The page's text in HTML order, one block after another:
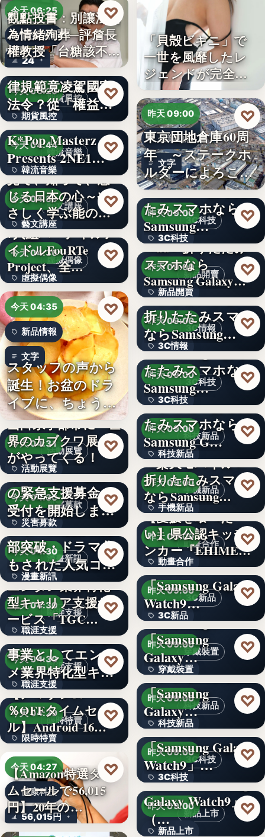
今天 06:25
食安法治
24
觀點投書：別讓法治
為情緒殉葬─評詹長
權教授「台糖該不該
通…
♡
期貨風控
今天 06:20
期貨風控
文字
觀點投書：公會自
律規範竟凌駕國家
法令？從「權益
數」定義看…
♡
韓流音樂
今天 04:44
韓流音樂
文字
K*Pop Masterz
Presents 2NE1…
♡
藝文講座
今天 04:39
藝文講座
1,000円
見て、知って、感
じる日本の心～や
さしく学ぶ能の世
界へ
♡
虛擬偶像
今天 04:36
虛擬偶像
10
7人組バーチャルア
イドルFouRTe
Project、全…
♡
今天 04:35
新品情報
文字
スタッフの声から
誕生！お盆のドラ
イブに、ちょうど
いい。「…
♡
活動展覽
今天 04:31
活動展覽
60
山口県宇部市に『世
界のカブクワ展』
がやってくる！
♡
災害募款
今天 04:30
災害募款
文字
令和8年熊本地震へ
の緊急支援募金の
受付を開始しまし
た
♡
漫畫新訊
今天 04:30
漫畫新訊
文字
シリーズ累計40万
部突破・ドラマ化
もされた人気コミ
ック！…
♡
職涯支援
今天 04:30
職涯支援
330,000
エンタメ業界特化
型キャリア支援サ
ービス「TGC…
♡
職涯支援
今天 04:30
職涯支援
文字
W TOKYO、新規
事業としてエンタ
メ業界特化型キャ
リア…
♡
限時特賣
今天 04:29
限時特賣
15,800円
【アマゾン37
％OFFタイムセー
ル】Android 16…
♡
今天 04:27
健康科技
56,015円
【Amazon特選タイ
ムセールで56,015
円】20年の…
♡
「貝殻ビキニ」で
一世を風靡したレ
ジェンドが完全復
活武田久…
昨天 09:00
企業動態
文字
東京団地倉庫60周
年 ～ステークホ
ルダーによろこば
れる…
♡
3C科技
昨天 09:00
3C科技
文字
＜OPEN＞折りた
たみスマホなら
Samsung…
♡
新品開賣
昨天 09:00
新品開賣
4.1
＜au＞折りたたみ
スマホなら
Samsung Galaxy…
♡
3C情報
昨天 09:00
3C情報
文字
＜ソフトバンク＞
折りたたみスマホ
ならSamsung…
♡
3C科技
昨天 09:00
3C科技
文字
＜Samsung＞折り
たたみスマホなら
Samsung…
♡
科技新品
昨天 09:00
科技新品
文字
＜ドコモ＞折りた
たみスマホなら
Samsung G…
♡
手機新品
昨天 09:00
手機新品
4.1
＜楽天モバイル＞
折りたたみスマホ
ならSamsung…
♡
動畫合作
昨天 09:00
動畫合作
108
【愛媛を喰べた
い】県公認キッチ
ンカー『EHIMEみ
きゃん…
♡
3C新品
昨天 09:00
3C新品
文字
＜OPEN＞
「Samsung Galaxy
Watch9…
♡
穿戴裝置
昨天 09:00
穿戴裝置
文字
＜Samsung＞
「Samsung
Galaxy…
♡
科技新品
昨天 09:00
科技新品
文字
＜ソフトバンク＞
「Samsung
Galaxy…
♡
3C科技
昨天 09:00
3C科技
文字
＜ドコモ＞
「Samsung Galaxy
Watch9」…
♡
新品上市
昨天 09:00
新品上市
＜au＞「Samsung
Galaxy Watch9」
（…
♡